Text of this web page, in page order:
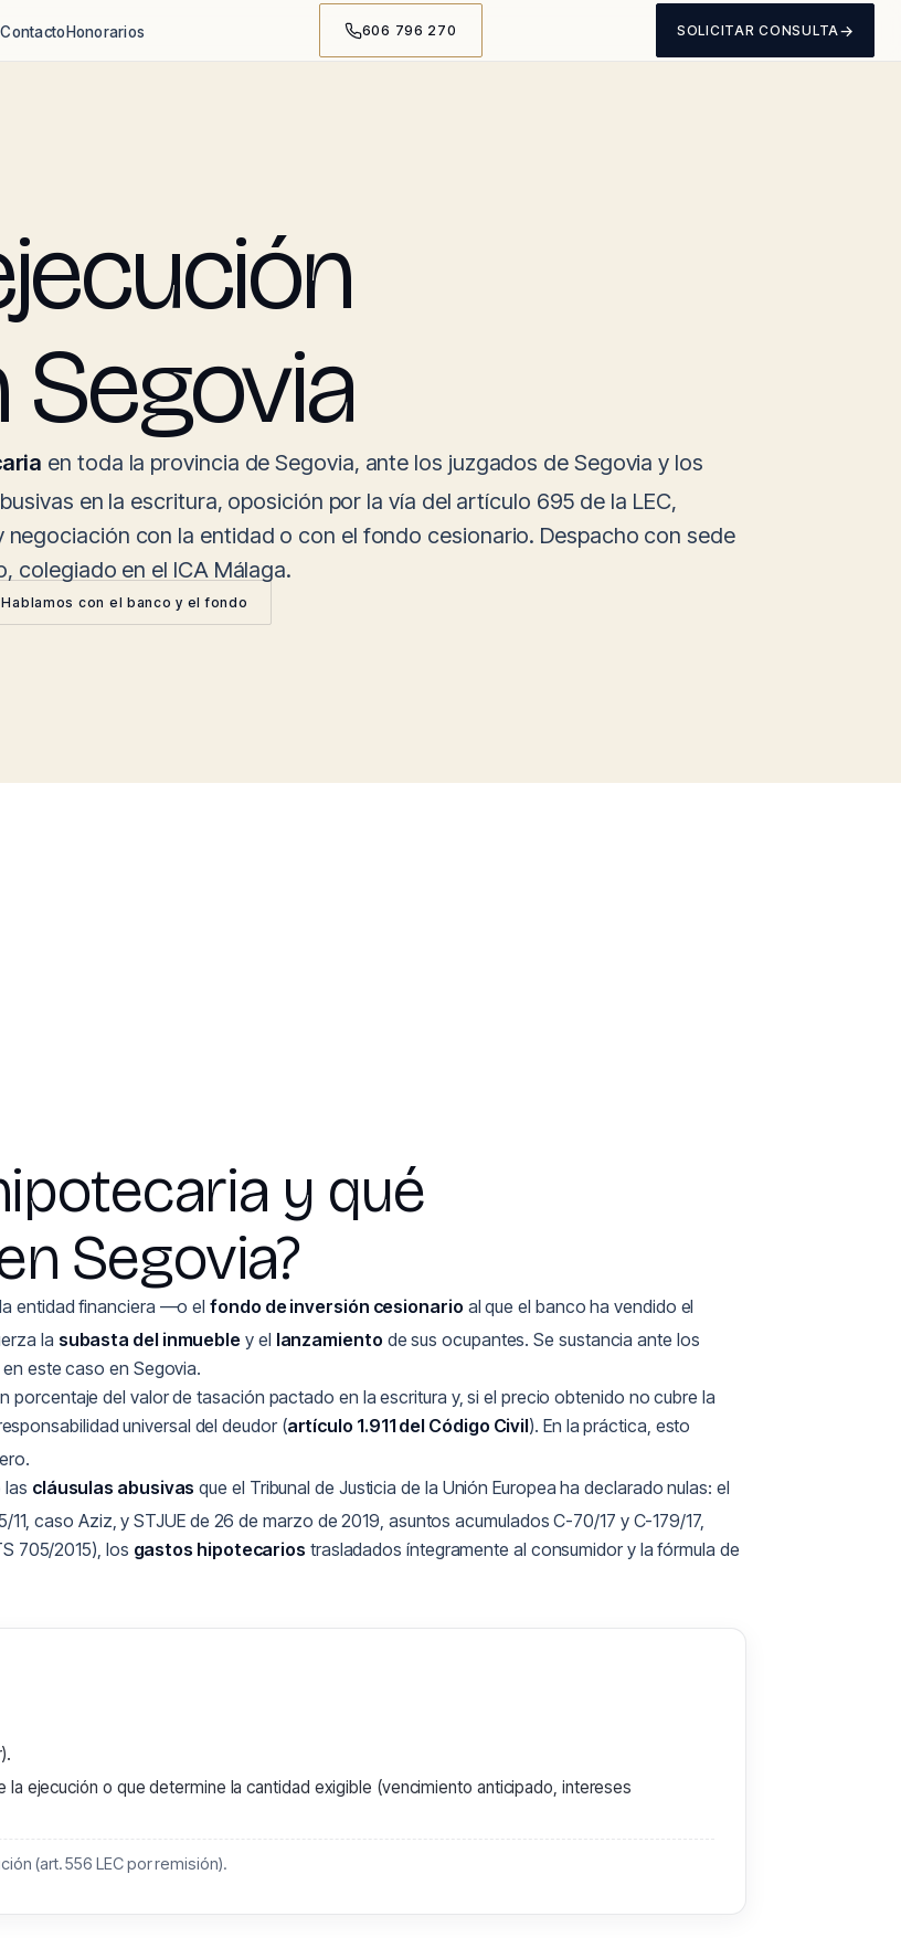
ContactoHonorarios 606 796 270 SOLICITAR CONSULTA→
Segovia
en toda la provincia de Segovia, ante los juzgados de Segovia y los
en la escritura, oposición por la vía del artículo 695 de la LEC,
con la entidad o con el fondo cesionario. Despacho con sede
colegiado en el ICA Málaga.
Hablamos con el banco y el fondo
y qué
Segovia?
entidad financiera —o elfondo de inversión cesionario al que el banco ha vendido el
la subasta del inmueble y el lanzamiento de sus ocupantes. Se sustancia ante los
este caso en Segovia.
porcentaje del valor de tasación pactado en la escritura y, si el precio obtenido no cubre la
universal del deudor (artículo 1.911 del Código Civil). En la práctica, esto
las cláusulas abusivas que el Tribunal de Justicia de la Unión Europea ha declarado nulas: el
11, caso Aziz, y STJUE de 26 de marzo de 2019, asuntos acumulados C-70/17 y C-179/17,
705/2015), los gastos hipotecarios trasladados íntegramente al consumidor y la fórmula de
la ejecución o que determine la cantidad exigible (vencimiento anticipado, intereses
(art. 556 LEC por remisión).